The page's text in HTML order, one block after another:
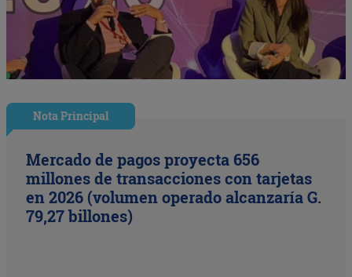
Nota Principal
Mercado de pagos proyecta 656
millones de transacciones con tarjetas
en 2026 (volumen operado alcanzaría G.
79,27 billones)